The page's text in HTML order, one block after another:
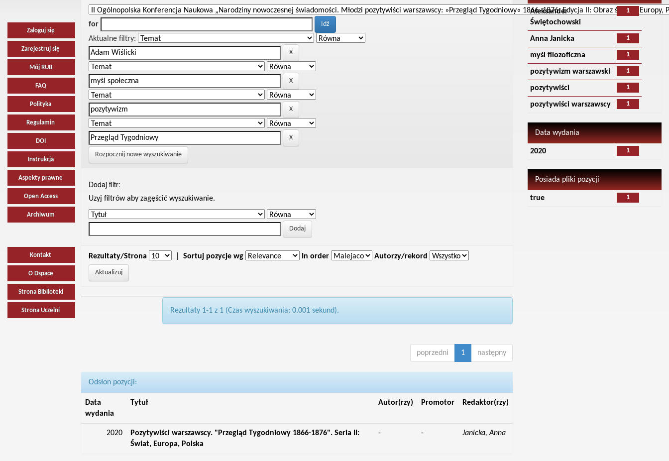
Zaloguj się
Zarejestruj się
Mój RUB
FAQ
Polityka
Regulamin
DOI
Instrukcja
Aspekty prawne
Open Access
Archiwum
Kontakt
O Dspace
Strona Biblioteki
Strona Uczelni
for
Aktualne filtry:
Rozpocznij nowe wyszukiwanie
Dodaj filtr:
Uzyj filtrów aby zagęścić wyszukiwanie.
Rezultaty/Strona Sortuj pozycje wg In order Autorzy/rekord
Rezultaty 1-1 z 1 (Czas wyszukiwania: 0.001 sekund).
poprzedni 1 następny
Odsłon pozycji:
Data
wydania
Tytuł Autor(rzy) Promotor Redaktor(rzy)
2020
Pozytywiści warszawscy. "Przegląd Tygodniowy 1866-1876". Seria II:
Świat, Europa, Polska
- - Janicka, Anna
1
Aleksander
Świętochowski
1
Anna Janicka
1
myśl filozoficzna
1
pozytywizm warszawski
1
pozytywiści
1
pozytywiści warszawscy
Data wydania
1
2020
Posiada pliki pozycji
1
true